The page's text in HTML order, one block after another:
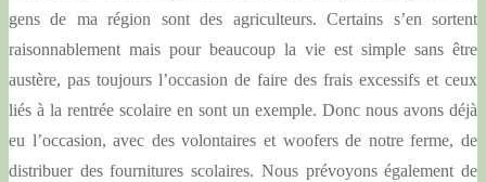
gens de ma région sont des agriculteurs. Certains s’en sortent
raisonnablement mais pour beaucoup la vie est simple sans être
austère, pas toujours l’occasion de faire des frais excessifs et ceux
liés à la rentrée scolaire en sont un exemple. Donc nous avons déjà
eu l’occasion, avec des volontaires et woofers de notre ferme, de
distribuer des fournitures scolaires. Nous prévoyons également de